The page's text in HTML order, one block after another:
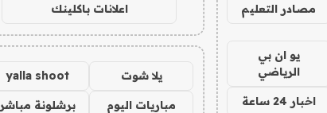
مصادر التعليم
يو ان بي
الرياضي
اخبار 24 ساعة
اعلانات باكلينك
يلا شوت yalla shoot
مباريات اليوم
برشلونة مباشر